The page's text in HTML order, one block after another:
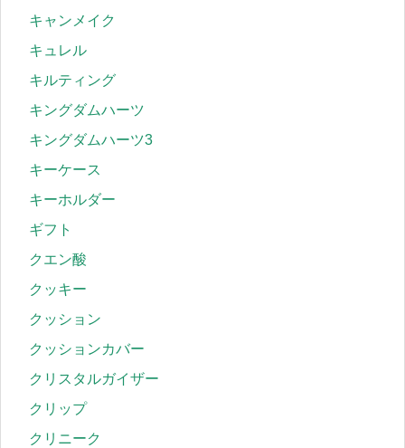
キャンメイク
キュレル
キルティング
キングダムハーツ
キングダムハーツ3
キーケース
キーホルダー
ギフト
クエン酸
クッキー
クッション
クッションカバー
クリスタルガイザー
クリップ
クリニーク